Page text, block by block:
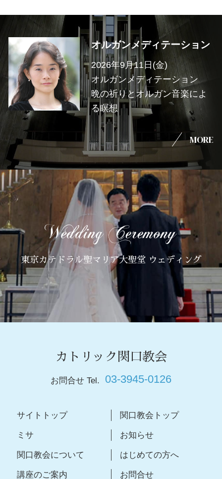
オルガンメディテーション
2026年9月11日(金)
オルガンメディテーション
晩の祈りとオルガン音楽によ
る瞑想
MORE
東京カテドラル聖マリア大聖堂 ウェディング
カトリック関口教会
お問合せ Tel. 03-3945-0126
サイトトップ 関口教会トップ
ミサ お知らせ
関口教会について はじめての方へ
講座のご案内 お問合せ